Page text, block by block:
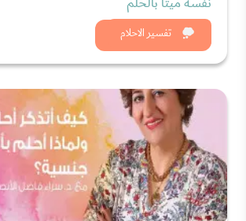
تفسير الاحلام
شاهد الان